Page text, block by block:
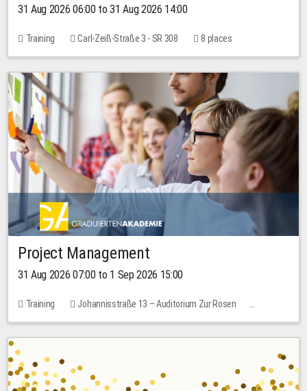
31 Aug 2026 06:00 to 31 Aug 2026 14:00
Training Carl-Zeiß-Straße 3 - SR 308 8 places
Project Management
31 Aug 2026 07:00 to 1 Sep 2026 15:00
Training
Johannisstraße 13 – Auditorium Zur Rosen
No free places
30.00 EUR